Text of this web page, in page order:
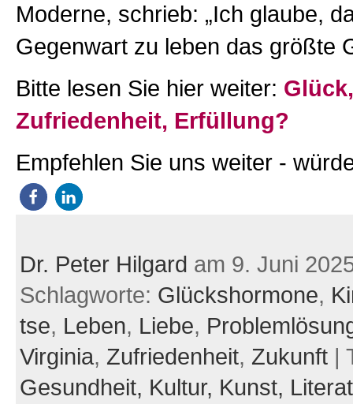
Moderne, schrieb: „Ich glaube,
Gegenwart zu leben das größte
Bitte lesen Sie hier weiter: Glück,
Zufriedenheit, Erfüllung?
Empfehlen Sie uns weiter -
Dr. Peter Hilgard am 9. Juni
Schlagworte: Glückshormone,
tse, Leben, Liebe,
Virginia, Zufriedenheit, Zukunft|
Gesundheit, Kultur, Kunst,